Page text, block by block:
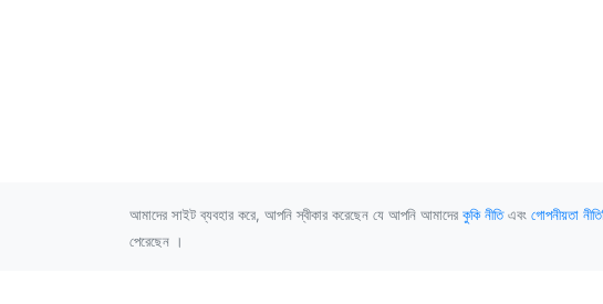
আমাদের সাইট ব্যবহার করে, আপনি স্বীকার করেছেন যে আপনি আমাদের কুকি নীতিএবং গোপনীয়তা
পেরেছেন ।